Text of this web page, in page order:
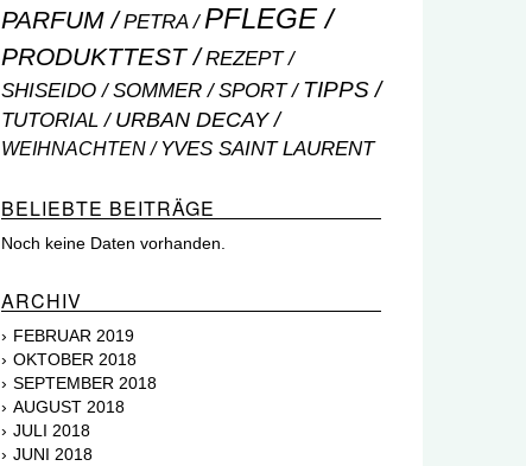
PARFUM PETRA PFLEGE
PRODUKTTEST REZEPT
SHISEIDO SOMMER SPORT TIPPS
TUTORIAL URBAN DECAY
WEIHNACHTEN YVES SAINT LAURENT
BELIEBTE BEITRÄGE
Noch keine Daten vorhanden.
ARCHIV
FEBRUAR 2019
OKTOBER 2018
SEPTEMBER 2018
AUGUST 2018
JULI 2018
JUNI 2018